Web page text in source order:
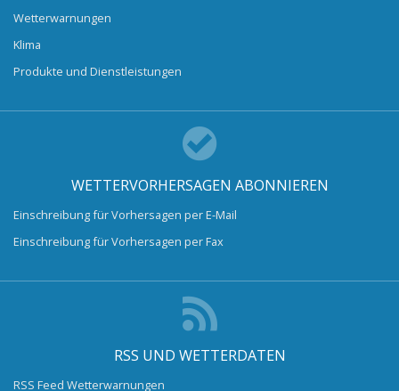
Wetterwarnungen
Klima
Produkte und Dienstleistungen
WETTERVORHERSAGEN ABONNIEREN
Einschreibung für Vorhersagen per E-Mail
Einschreibung für Vorhersagen per Fax
RSS UND WETTERDATEN
RSS Feed Wetterwarnungen